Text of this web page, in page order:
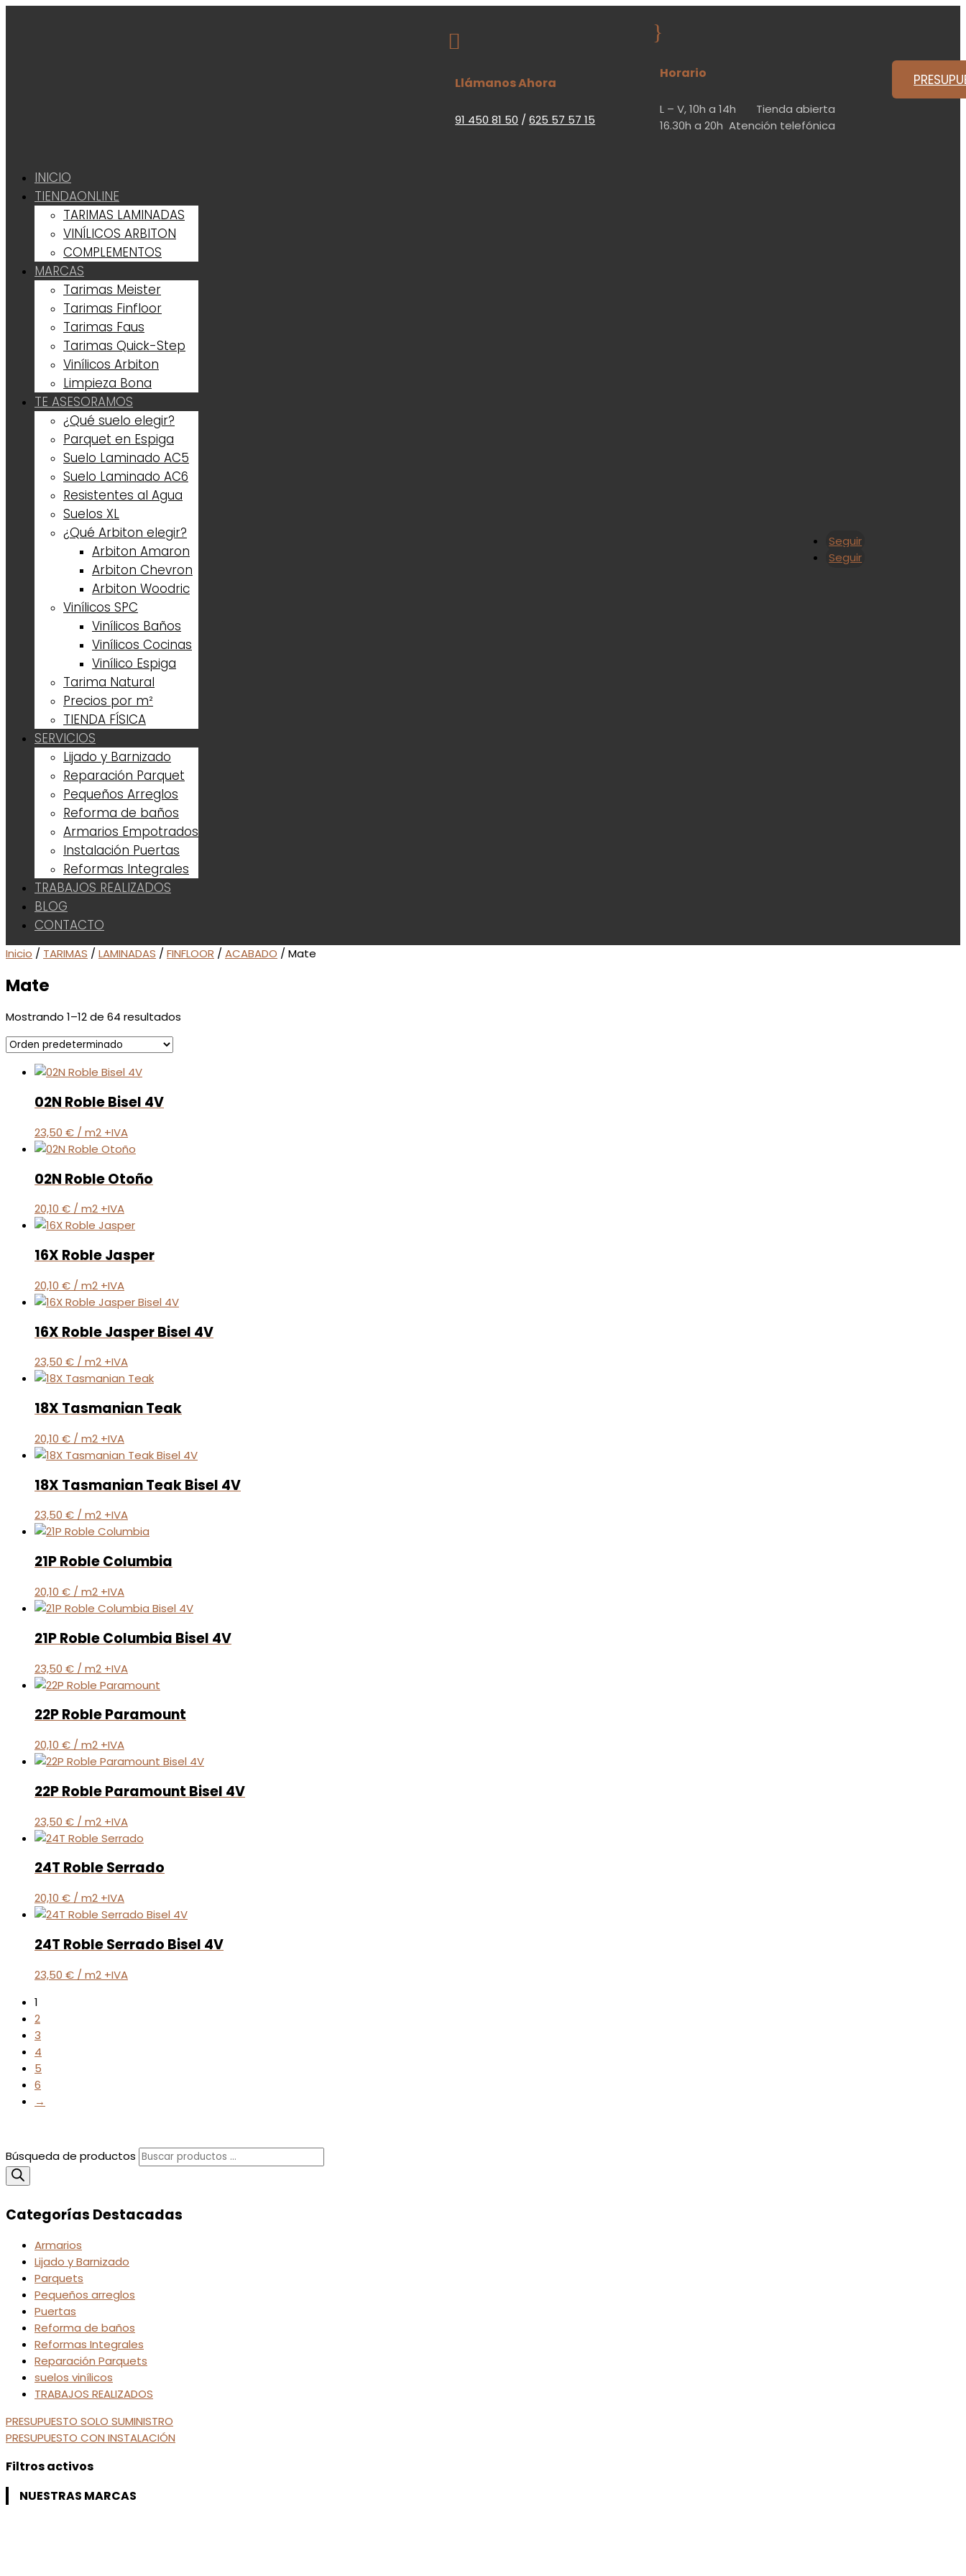

Llámanos Ahora
91 450 81 50 /625 57 57 15
}
Horario
L – V,10h a 14h Tienda abierta
16.30h a 20h Atención telefónica
INICIO
TIENDAONLINE
TARIMAS LAMINADAS
VINÍLICOS ARBITON
COMPLEMENTOS
MARCAS
Tarimas Meister
Tarimas Finfloor
Tarimas Faus
Tarimas Quick-Step
Vinílicos Arbiton
Limpieza Bona
TE ASESORAMOS
¿Qué suelo elegir?
Parquet en Espiga
Suelo Laminado AC5
Suelo Laminado AC6
Resistentes al Agua
Suelos XL
¿Qué Arbiton elegir?
Arbiton Amaron
Arbiton Chevron
Arbiton Woodric
Vinílicos SPC
Vinílicos Baños
Vinílicos Cocinas
Vinílico Espiga
Tarima Natural
Precios por m²
TIENDA FÍSICA
SERVICIOS
Lijado y Barnizado
Reparación Parquet
Pequeños Arreglos
Reforma de baños
Armarios Empotrados
Instalación Puertas
Reformas Integrales
TRABAJOS REALIZADOS
BLOG
CONTACTO
Seguir
Seguir
Inicio / TARIMAS / LAMINADAS / FINFLOOR / ACABADO / Mate
Mate
Mostrando 1–12 de 64 resultados
02N Roble Bisel 4V
23,50 € / m2 +IVA
02N Roble Otoño
20,10 € / m2 +IVA
16X Roble Jasper
20,10 € / m2 +IVA
16X Roble Jasper Bisel 4V
23,50 € / m2 +IVA
18X Tasmanian Teak
20,10 € / m2 +IVA
18X Tasmanian Teak Bisel 4V
23,50 € / m2 +IVA
21P Roble Columbia
20,10 € / m2 +IVA
21P Roble Columbia Bisel 4V
23,50 € / m2 +IVA
22P Roble Paramount
20,10 € / m2 +IVA
22P Roble Paramount Bisel 4V
23,50 € / m2 +IVA
24T Roble Serrado
20,10 € / m2 +IVA
24T Roble Serrado Bisel 4V
23,50 € / m2 +IVA
1
2
3
4
5
6
→
Búsqueda de productos
Categorías Destacadas
Armarios
Lijado y Barnizado
Parquets
Pequeños arreglos
Puertas
Reforma de baños
Reformas Integrales
Reparación Parquets
suelos vinílicos
TRABAJOS REALIZADOS
PRESUPUESTO SOLO SUMINISTRO
PRESUPUESTO CON INSTALACIÓN
Filtros activos
NUESTRAS MARCAS